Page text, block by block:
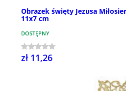
Obrazek święty Jezusa
11x7 cm
DOSTĘPNY
zł 11,26